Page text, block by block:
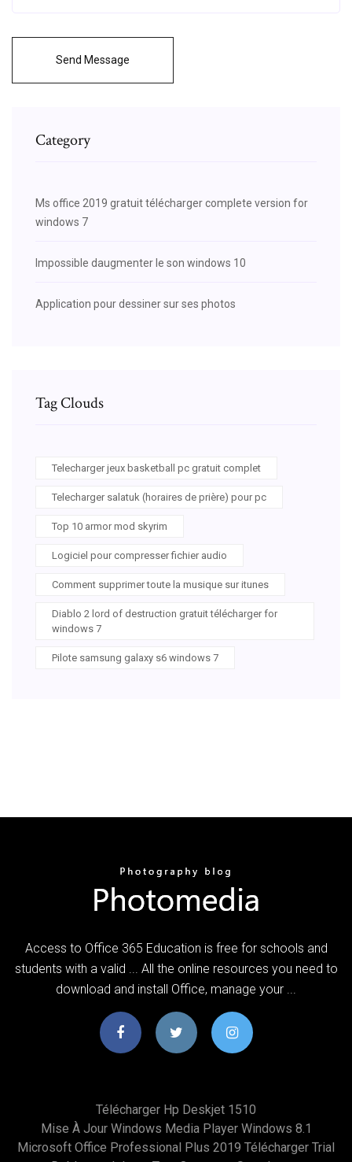
Send Message
Category
Ms office 2019 gratuit télécharger complete version for
windows 7
Impossible daugmenter le son windows 10
Application pour dessiner sur ses photos
Tag Clouds
Telecharger jeux basketball pc gratuit complet
Telecharger salatuk (horaires de prière) pour pc
Top 10 armor mod skyrim
Logiciel pour compresser fichier audio
Comment supprimer toute la musique sur itunes
Diablo 2 lord of destruction gratuit télécharger for
windows 7
Pilote samsung galaxy s6 windows 7
Access to Office 365 Education is free for schools and
students with a valid ... All the online resources you need to
download and install Office, manage your ...
Télécharger Hp Deskjet 1510
Mise À Jour Windows Media Player Windows 8.1
Microsoft Office Professional Plus 2019 Télécharger Trial